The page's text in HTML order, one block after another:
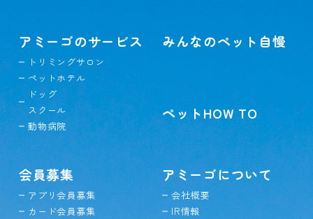
アミーゴのサービス
トリミングサロン
ペットホテル
ドッグ
スクール
動物病院
みんなのペット自慢
ペットHOW TO
会員募集
アプリ会員募集
カード会員募集
アミーゴについて
会社概要
IR情報